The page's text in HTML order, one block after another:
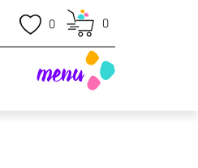
0 0
menu